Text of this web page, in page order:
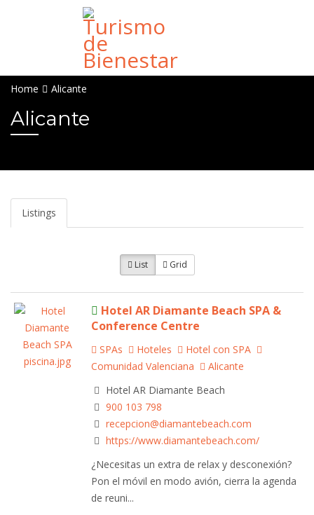
Home Alicante
Alicante
Listings
List Grid
Hotel AR Diamante Beach SPA &
Conference Centre
SPAs Hoteles
Hotel con SPA
Comunidad Valenciana
Alicante
Hotel AR Diamante Beach
900 103 798
recepcion@diamantebeach.com
https://www.diamantebeach.com/
¿Necesitas un extra de relax y desconexión?
Pon el móvil en modo avión, cierra la agenda
de reuni...